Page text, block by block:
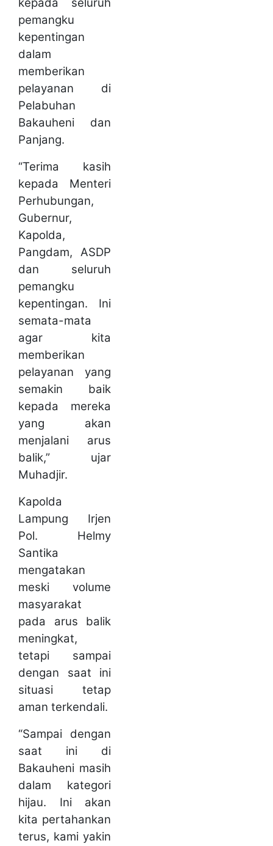
pemangku
kepentingan
dalam
memberikan
pelayanan di
Pelabuhan
Bakauheni dan
Panjang.
“Terima kasih
kepada Menteri
Perhubungan,
Gubernur,
Kapolda,
Pangdam, ASDP
dan seluruh
pemangku
kepentingan. Ini
semata-mata
agar kita
memberikan
pelayanan yang
semakin baik
kepada mereka
yang akan
menjalani arus
balik,” ujar
Muhadjir.
Kapolda
Lampung Irjen
Pol. Helmy
Santika
mengatakan
meski volume
masyarakat
pada arus balik
meningkat,
tetapi sampai
dengan saat ini
situasi tetap
aman terkendali.
“Sampai dengan
saat ini di
Bakauheni masih
dalam kategori
hijau. Ini akan
kita pertahankan
terus, kami yakin